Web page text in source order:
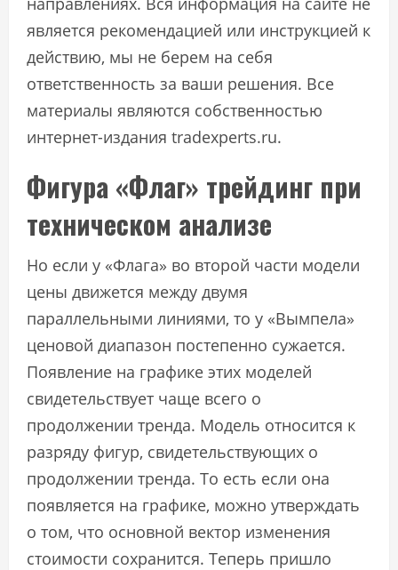
является рекомендацией или инструкцией к
действию, мы не берем на себя
ответственность за ваши решения. Все
материалы являются собственностью
интернет-издания tradexperts.ru.
Фигура «Флаг» трейдинг при
техническом анализе
Но если у «Флага» во второй части модели
цены движется между двумя
параллельными линиями, то у «Вымпела»
ценовой диапазон постепенно сужается.
Появление на графике этих моделей
свидетельствует чаще всего о
продолжении тренда. Модель относится к
разряду фигур, свидетельствующих о
продолжении тренда. То есть если она
появляется на графике, можно утверждать
о том, что основной вектор изменения
стоимости сохранится. Теперь пришло